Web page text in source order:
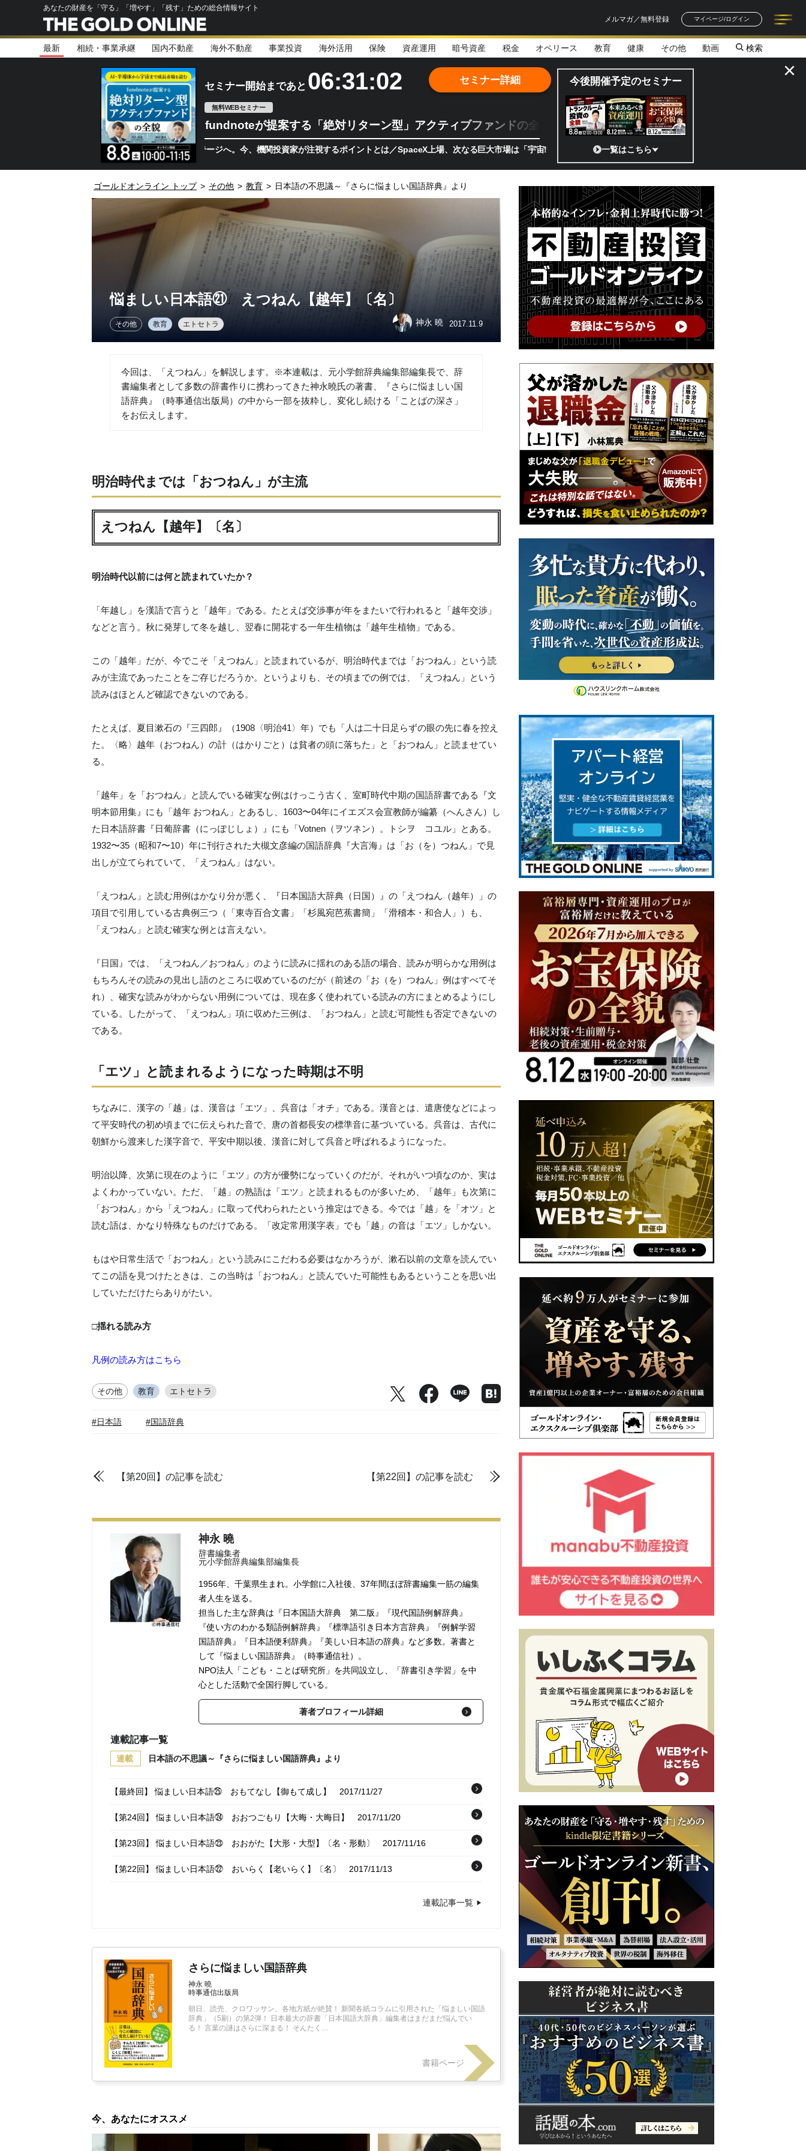
あなたの財産を「守る」「増やす」「残す」ための総合情報サイト
メルマガ／無料登録
マイページ/ログイン
記事一覧
著者一覧
最新 相続・事業承継 国内不動産 海外不動産 事業投資 海外活用 保険 資産運用 暗号資産 税金 オペリース 教育 健康 その他 動画 検索
セミナー開始まであと 06:31:01
無料WEBセミナー
fundnoteが提案する「絶対リターン型」アクティブファンドの全貌
半導体相場は次のステージへ。今、機関投資家が注視するポイントとは／SpaceX上場、次なる巨大市場は「宇宙!?」 日本の宇宙ベンチャーのココがスゴイ！／補助金から実需へ、知られざる宇
セミナー詳細 今後開催予定のセミナー
一覧はこちら
×
ゴールドオンライン トップ > その他 > 教育 > 日本語の不思議～『さらに悩ましい国語辞典』より
悩ましい日本語㉑ えつねん【越年】〔名〕
その他 教育 エトセトラ 神永 曉 2017.11.9
今回は、「えつねん」を解説します。※本連載は、元小学館辞典編集部編集長で、辞
書編集者として多数の辞書作りに携わってきた神永曉氏の著書、『さらに悩ましい国
語辞典』（時事通信出版局）の中から一部を抜粋し、変化し続ける「ことばの深さ」
をお伝えします。
明治時代までは「おつねん」が主流
えつねん【越年】〔名〕
明治時代以前には何と読まれていたか？
「年越し」を漢語で言うと「越年」である。たとえば交渉事が年をまたいで行われると「越年交渉」
などと言う。秋に発芽して冬を越し、翌春に開花する一年生植物は「越年生植物」である。
この「越年」だが、今でこそ「えつねん」と読まれているが、明治時代までは「おつねん」という読
みが主流であったことをご存じだろうか。というよりも、その頃までの例では、「えつねん」という
読みはほとんど確認できないのである。
たとえば、夏目漱石の『三四郎』（1908〈明治41〉年）でも「人は二十日足らずの眼の先に春を控え
た。〈略〉越年（おつねん）の計（はかりごと）は貧者の頭に落ちた」と「おつねん」と読ませてい
る。
「越年」を「おつねん」と読んでいる確実な例はけっこう古く、室町時代中期の国語辞書である『文
明本節用集』にも「越年 おつねん」とあるし、1603〜04年にイエズス会宣教師が編纂（へんさん）し
た日本語辞書『日葡辞書（にっぽじしょ）』にも「Votnen（ヲツネン）。トシヲ コユル」とある。
1932〜35（昭和7〜10）年に刊行された大槻文彦編の国語辞典『大言海』は「お（を）つねん」で見
出しが立てられていて、「えつねん」はない。
「えつねん」と読む用例はかなり分が悪く、『日本国語大辞典（日国）』の「えつねん（越年）」の
項目で引用している古典例三つ（「東寺百合文書」「杉風宛芭蕉書簡」「滑稽本・和合人」）も、
「えつねん」と読む確実な例とは言えない。
『日国』では、「えつねん／おつねん」のように読みに揺れのある語の場合、読みが明らかな用例は
もちろんその読みの見出し語のところに収めているのだが（前述の「お（を）つねん」例はすべてそ
れ）、確実な読みがわからない用例については、現在多く使われている読みの方にまとめるようにし
ている。したがって、「えつねん」項に収めた三例は、「おつねん」と読む可能性も否定できないの
である。
「エツ」と読まれるようになった時期は不明
ちなみに、漢字の「越」は、漢音は「エツ」、呉音は「オチ」である。漢音とは、遣唐使などによっ
て平安時代の初め頃までに伝えられた音で、唐の首都長安の標準音に基づいている。呉音は、古代に
朝鮮から渡来した漢字音で、平安中期以後、漢音に対して呉音と呼ばれるようになった。
明治以降、次第に現在のように「エツ」の方が優勢になっていくのだが、それがいつ頃なのか、実は
よくわかっていない。ただ、「越」の熟語は「エツ」と読まれるものが多いため、「越年」も次第に
「おつねん」から「えつねん」に取って代わられたという推定はできる。今では「越」を「オツ」と
読む語は、かなり特殊なものだけである。「改定常用漢字表」でも「越」の音は「エツ」しかない。
もはや日常生活で「おつねん」という読みにこだわる必要はなかろうが、漱石以前の文章を読んでい
てこの語を見つけたときは、この当時は「おつねん」と読んでいた可能性もあるということを思い出
していただけたらありがたい。
□揺れる読み方
凡例の読み方はこちら
その他 教育 エトセトラ
#日本語 #国語辞典
【第20回】の記事を読む 【第22回】の記事を読む
神永 曉
辞書編集者
元小学館辞典編集部編集長
1956年、千葉県生まれ。小学館に入社後、37年間ほぼ辞書編集一筋の編集
者人生を送る。
担当した主な辞典は『日本国語大辞典 第二版』『現代国語例解辞典』
『使い方のわかる類語例解辞典』『標準語引き日本方言辞典』『例解学習
国語辞典』『日本語便利辞典』『美しい日本語の辞典』など多数。著書と
して『悩ましい国語辞典』（時事通信社）。
NPO法人「こども・ことば研究所」を共同設立し、「辞書引き学習」を中
心とした活動で全国行脚している。
著者プロフィール詳細
連載記事一覧
連載 日本語の不思議～『さらに悩ましい国語辞典』より
【最終回】 悩ましい日本語㉕ おもてなし【御もて成し】 2017/11/27
【第24回】 悩ましい日本語㉔ おおつごもり【大晦・大晦日】 2017/11/20
【第23回】 悩ましい日本語㉓ おおがた【大形・大型】〔名・形動〕 2017/11/16
【第22回】 悩ましい日本語㉒ おいらく【老いらく】〔名〕 2017/11/13
連載記事一覧
さらに悩ましい国語辞典
神永 曉
時事通信出版局
朝日、読売、クロワッサン、各地方紙が絶賛！ 新聞各紙コラムに引用された「悩ましい国語
辞典」（5刷）の第2弾！ 日本最大の辞書「日本国語大辞典」編集者はまだまだ悩んでい
る！ 言葉の謎はさらに深まる！ そんたく…
書籍ページ
今、あなたにオススメ